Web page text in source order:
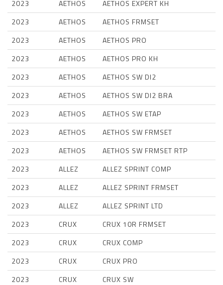
2023 AETHOS
AETHOS EXPERT KH
2023
AETHOS
AETHOS FRMSET
2023
AETHOS
AETHOS PRO
2023
AETHOS
AETHOS PRO KH
2023
AETHOS
AETHOS SW DI2
2023
AETHOS
AETHOS SW DI2 BRA
2023
AETHOS
AETHOS SW ETAP
2023
AETHOS
AETHOS SW FRMSET
2023
AETHOS
AETHOS SW FRMSET RTP
2023
ALLEZ
ALLEZ SPRINT COMP
2023
ALLEZ
ALLEZ SPRINT FRMSET
2023
ALLEZ
ALLEZ SPRINT LTD
2023
CRUX
CRUX 10R FRMSET
2023
CRUX
CRUX COMP
2023
CRUX
CRUX PRO
2023
CRUX
CRUX SW